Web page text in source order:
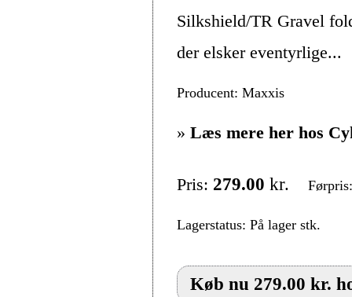
Silkshield/TR Gravel
der elsker eventyrlige...
Producent: Maxxis
» Læs mere her hos
Pris: 279.00 kr.
Lagerstatus: På lager stk.
Køb nu 279.00 kr.